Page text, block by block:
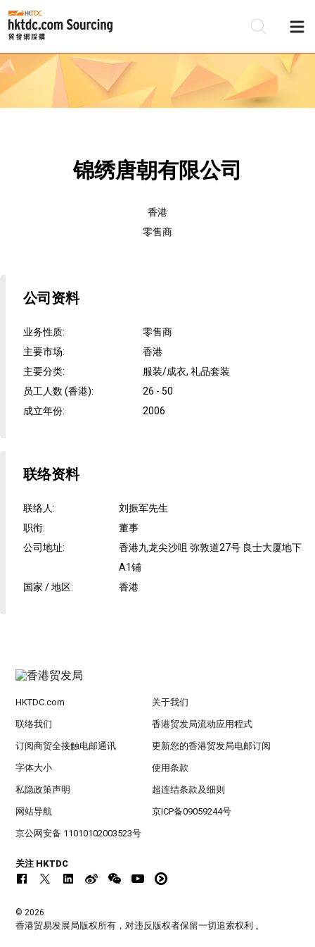
锦绣唐朝有限公司
香港
零售商
公司资料
业务性质:
零售商
主要市场:
香港
主要分类:
服装/成衣, 礼品套装
员工人数 (香港):
26 - 50
成立年份: 2006
联络资料
联络人:
刘振军先生
职衔:
董事
公司地址:
香港九龙尖沙咀 弥敦道27号 良士大厦地下
A1铺
国家 / 地区: 香港
HKTDC.com 关于我们
联络我们 香港贸发局流动应用程式
订阅商贸全接触电邮通讯 更新您的香港贸发局电邮订阅
字体大小 使用条款
私隐政策声明 超连结条款及细则
网站导航 京ICP备09059244号
京公网安备 11010102003523号
关注 HKTDC
© 2026
香港贸易发展局版权所有，对违反版权者保留一切追索权利 。